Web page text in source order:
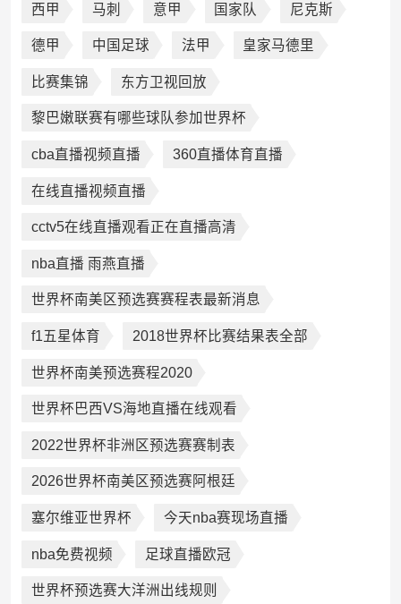
西甲 马刺 意甲 国家队 尼克斯
德甲 中国足球 法甲 皇家马德里
比赛集锦 东方卫视回放
黎巴嫩联赛有哪些球队参加世界杯
cba直播视频直播 360直播体育直播
在线直播视频直播
cctv5在线直播观看正在直播高清
nba直播 雨燕直播
世界杯南美区预选赛赛程表最新消息
f1五星体育 2018世界杯比赛结果表全部
世界杯南美预选赛程2020
世界杯巴西VS海地直播在线观看
2022世界杯非洲区预选赛赛制表
2026世界杯南美区预选赛阿根廷
塞尔维亚世界杯 今天nba赛现场直播
nba免费视频 足球直播欧冠
世界杯预选赛大洋洲出线规则